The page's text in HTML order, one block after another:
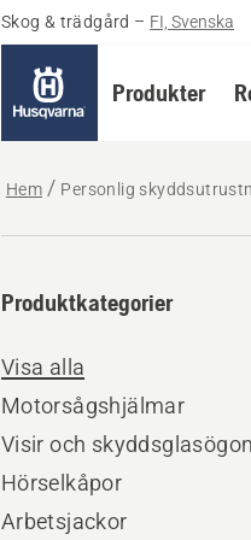
Skog & trädgård – FI, Svenska
Produkter
Hem Personlig
Produktkategorier
Visa alla
Motorsågshjälmar
Visir och skyddsglasögon
Hörselkåpor
Arbetsjackor